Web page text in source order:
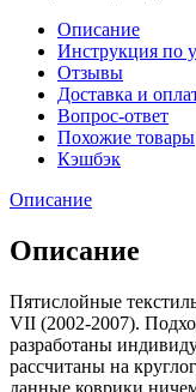
Описание
Инструкция по
Отзывы
Доставка и
Вопрос-ответ
Похожие товары
Кэшбэк
Описание
Описание
Пятислойные
VII (2002-2007).
разработаны
рассчитаны на
данные коврики